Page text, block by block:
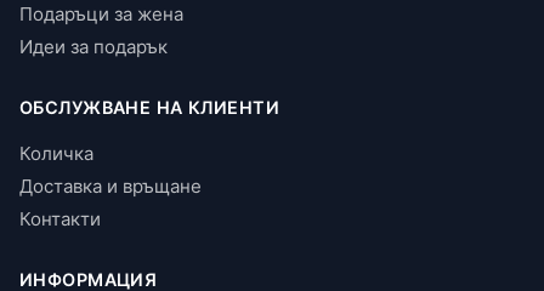
Подаръци за жена
Идеи за подарък
ОБСЛУЖВАНЕ НА КЛИЕНТИ
Количка
Доставка и връщане
Контакти
ИНФОРМАЦИЯ